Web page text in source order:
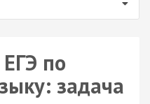
по
задача